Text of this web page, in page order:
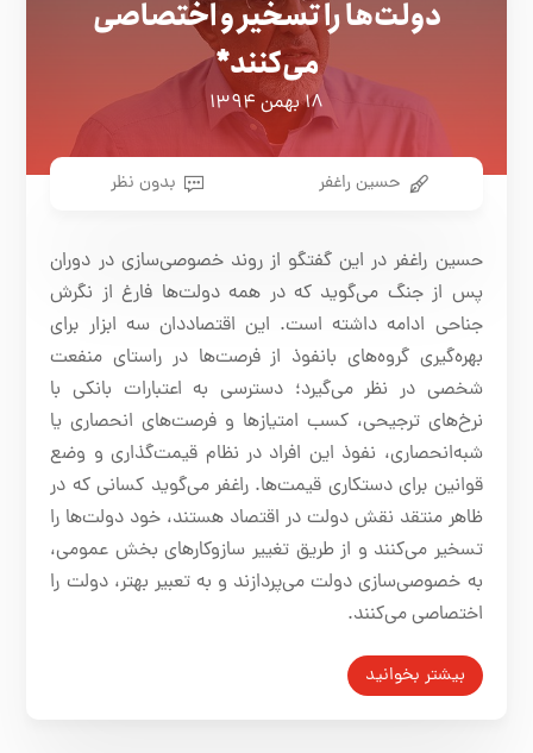
دولت‌ها را تسخیر و اختصاصی
می‌کنند*
۱۸ بهمن ۱۳۹۴
حسین راغفر بدون نظر
حسین راغفر در این گفتگو از روندخصوصی‌سازی در دوران
پس از جنگ می‌گوید که در همهدولت‌ها فارغ از نگرش
جناحی ادامه داشته است. این اقتصاددان سه ابزار برای
بهره‌گیری گروه‌های بانفوذ از فرصت‌ها در راستای منفعت
شخصی در نظر می‌گیرد؛ دسترسی به اعتبارات بانکی با
نرخ‌های ترجیحی، کسب امتیازها و فرصت‌های انحصاری یا
شبه‌انحصاری، نفوذ این افراد در نظام قیمت‌گذاری و وضع
قوانین برای دستکاری قیمت‌ها. راغفرمی‌گوید کسانی که در
ظاهر منتقد نقش دولت در اقتصاد هستند، خود دولت‌ها را
تسخیر می‌کنند و از طریق تغییر سازوکارهای بخش عمومی،
به ‌خصوصی‌سازی دولت می‌پردازند و به تعبیر بهتر، دولت را
اختصاصی می‌کنند.
بیشتر بخوانید